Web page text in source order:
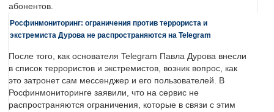
абонентов.
Росфинмониторинг: ограничения против террориста и
экстремиста Дурова не распространяются на Telegram
После того, как основателя Telegram Павла Дурова внесли
в список террористов и экстремистов, возник вопрос, как
это затронет сам мессенджер и его пользователей. В
Росфинмониторинге заявили, что на сервис не
распространяются ограничения, которые в связи с этим